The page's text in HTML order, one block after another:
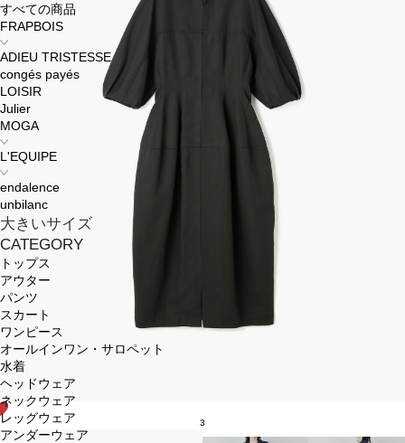
すべての商品
FRAPBOIS
ADIEU TRISTESSE
congés payés
LOISIR
Julier
MOGA
L'EQUIPE
endalence
unbilanc
大きいサイズ
CATEGORY
トップス
アウター
パンツ
スカート
ワンピース
オールインワン・サロペット
水着
ヘッドウェア
ネックウェア
レッグウェア
アンダーウェア
3